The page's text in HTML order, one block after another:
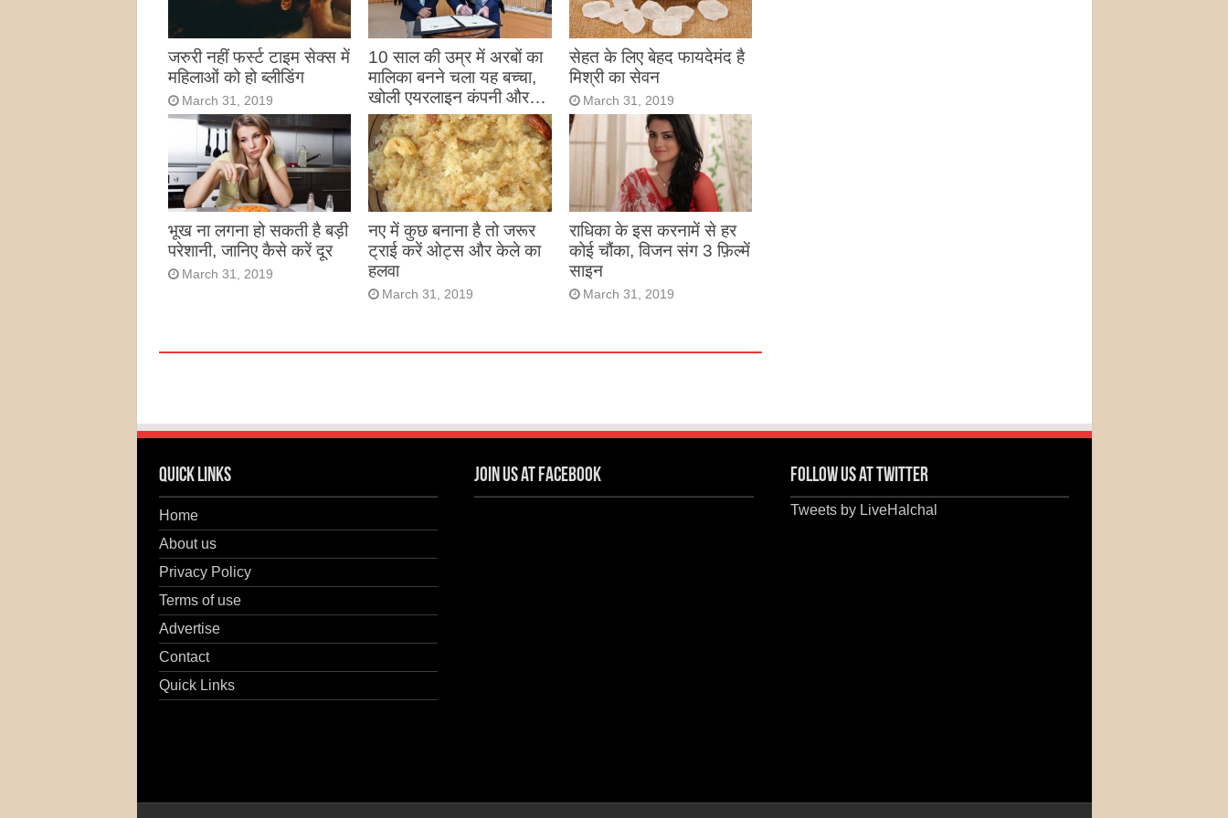
जरुरी नहीं फर्स्ट टाइम सेक्स में
महिलाओं को हो ब्लीडिंग
March 31, 2019
10 साल की उम्र में अरबों का
मालिका बनने चला यह बच्चा,
खोली एयरलाइन कंपनी और…
March 31, 2019
सेहत के लिए बेहद फायदेमंद है
मिश्री का सेवन
March 31, 2019
भूख ना लगना हो सकती है बड़ी
परेशानी, जानिए कैसे करें दूर
March 31, 2019
नए में कुछ बनाना है तो जरूर
ट्राई करें ओट्स और केले का
हलवा
March 31, 2019
राधिका के इस करनामें से हर
कोई चौंका, विजन संग 3 फ़िल्में
साइन
March 31, 2019
Quick Links
Home
About us
Privacy Policy
Terms of use
Advertise
Contact
Quick Links
Join us at Facebook Follow us at Twitter
Tweets by LiveHalchal